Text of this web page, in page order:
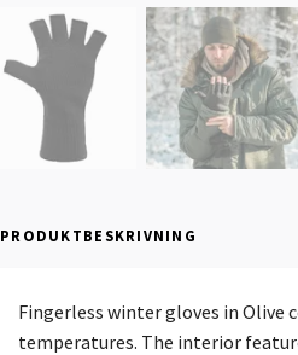
PRODUKTBESKRIVNING
Fingerless winter gloves in Olive
temperatures. The interior